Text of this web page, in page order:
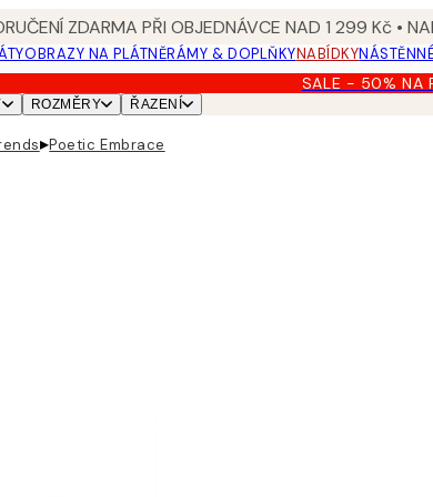
ZDARMA PŘI OBJEDNÁVCE NAD 1 299 Kč •
OBRAZY NA PLÁTNĚRÁMY & DOPLŇKYNABÍDKY
SALE - 50% NA
ROZMĚRY ŘAZENÍ
▸Poetic Embrace